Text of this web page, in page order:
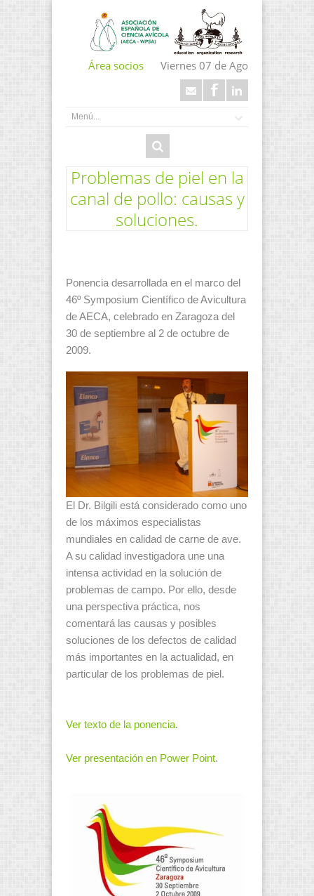
Área socios Viernes 07 de Ago
Problemas de piel en la
canal de pollo: causas y
soluciones.
Ponencia desarrollada en el marco del
46º Symposium Científico de Avicultura
de AECA, celebrado en Zaragoza del
30 de septiembre al 2 de octubre de
2009.
El Dr. Bilgili está considerado como uno
de los máximos especialistas
mundiales en calidad de carne de ave.
A su calidad investigadora une una
intensa actividad en la solución de
problemas de campo. Por ello, desde
una perspectiva práctica, nos
comentará las causas y posibles
soluciones de los defectos de calidad
más importantes en la actualidad, en
particular de los problemas de piel.
Ver texto de la ponencia.
Ver presentación en Power Point.